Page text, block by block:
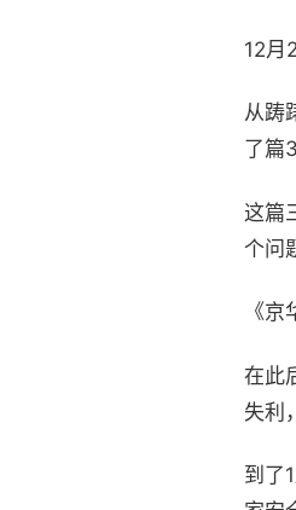
12月
从踌
了篇
这篇
个问
《
在此
失利
到了